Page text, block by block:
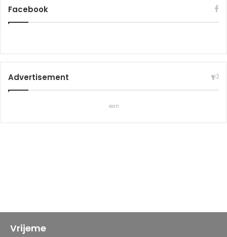
Facebook
Advertisement
eon
Vrijeme